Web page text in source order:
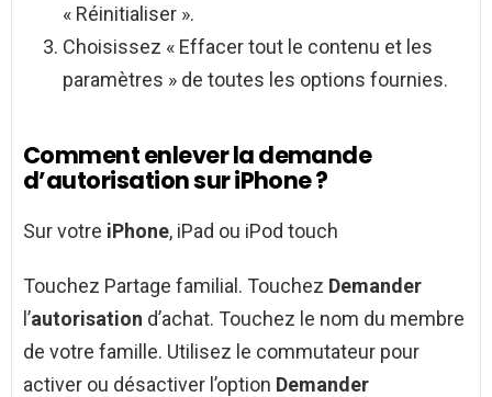
« Réinitialiser ».
Choisissez « Effacer tout le contenu et les
paramètres » de toutes les options fournies.
Comment enlever la demande
d’autorisation sur iPhone ?
Sur votre iPhone, iPad ou iPod touch
Touchez Partage familial. Touchez Demander
l’autorisation d’achat. Touchez le nom du membre
de votre famille. Utilisez le commutateur pour
activer ou désactiver l’option Demander